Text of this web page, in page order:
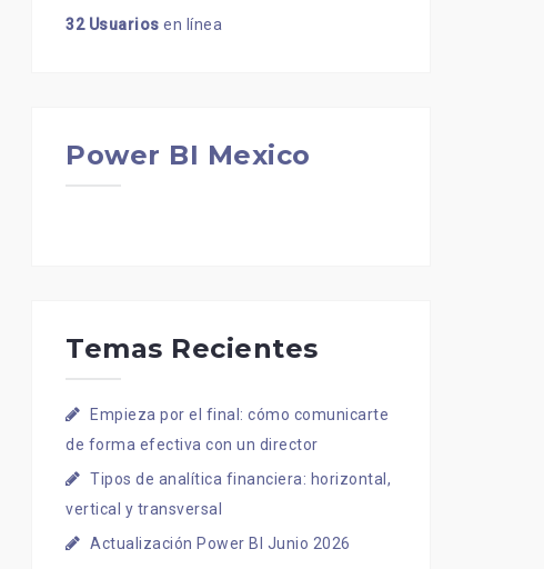
32 Usuarios en línea
Power BI Mexico
Temas Recientes
Empieza por el final: cómo comunicarte
de forma efectiva con un director
Tipos de analítica financiera: horizontal,
vertical y transversal
Actualización Power BI Junio 2026